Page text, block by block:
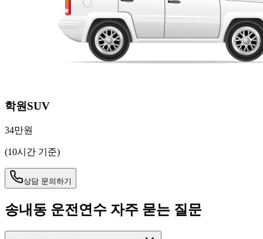
학원SUV
34만원
(10시간 기준)
상담 문의하기
송내동 운전연수 자주 묻는 질문